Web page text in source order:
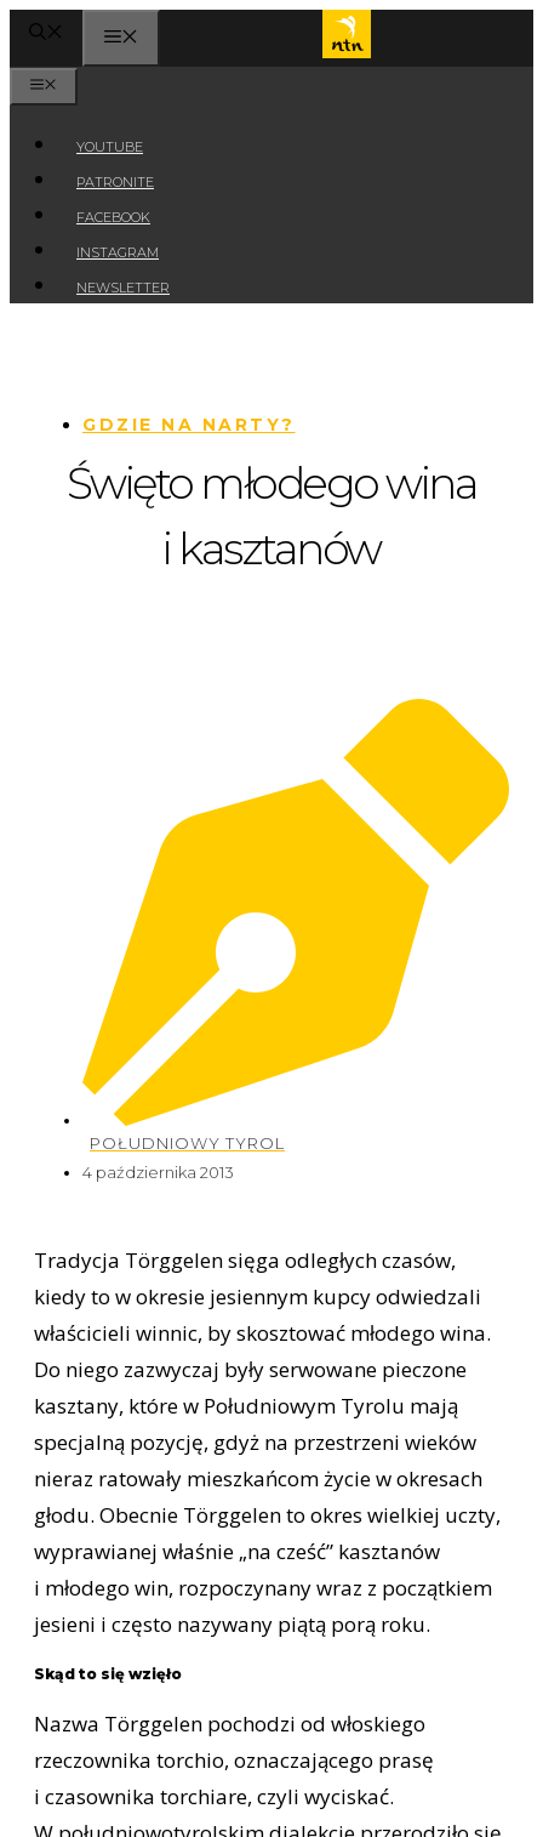
Przejdź
treści
YOUTUBE
PATRONITE
FACEBOOK
INSTAGRAM
NEWSLETTER
GDZIE NA NARTY?
Święto młodego wina
i kasztanów
POŁUDNIOWY TYROL
4 października 2013
Tradycja Törggelen sięga odległych czasów,
kiedy to w okresie jesiennym kupcy odwiedzali
właścicieli winnic, by skosztować młodego wina.
Do niego zazwyczaj były serwowane pieczone
kasztany, które w Południowym Tyrolu mają
specjalną pozycję, gdyż na przestrzeni wieków
nieraz ratowały mieszkańcom życie w okresach
głodu. Obecnie Törggelen to okres wielkiej uczty,
wyprawianej właśnie „na cześć” kasztanów
i młodego win, rozpoczynany wraz z początkiem
jesieni i często nazywany piątą porą roku.
Skąd to się wzięło
Nazwa Törggelen pochodzi od włoskiego
rzeczownika torchio, oznaczającego prasę
i czasownika torchiare, czyli wyciskać.